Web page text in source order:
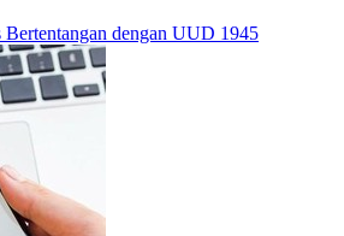
dengan UUD 1945